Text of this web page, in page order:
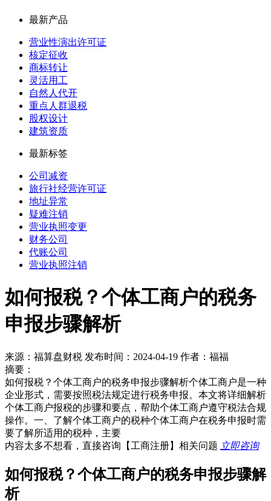
最新产品
营业性演出许可证
核定征收
商标转让
灵活用工
自然人代开
重点人群退税
股权设计
建筑资质
最新标签
公司减资
旅行社经营许可证
地址异常
疑难注销
营业执照变更
财务公司
代账公司
营业执照注销
如何报税？个体工商户的税务
申报步骤解析
来源：福算盘财税 发布时间：2024-04-19 作者：福福
摘要：
如何报税？个体工商户的税务申报步骤解析个体工商户是一种
企业形式，需要按照税法规定进行税务申报。本文将详细解析
个体工商户报税的步骤和要点，帮助个体工商户遵守税法合规
操作。一、了解个体工商户的税种个体工商户在税务申报时需
要了解所适用的税种，主要
内容太多不想看，直接咨询 【工商注册】 相关问题 立即咨询
如何报税？个体工商户的税务申报步骤解
析